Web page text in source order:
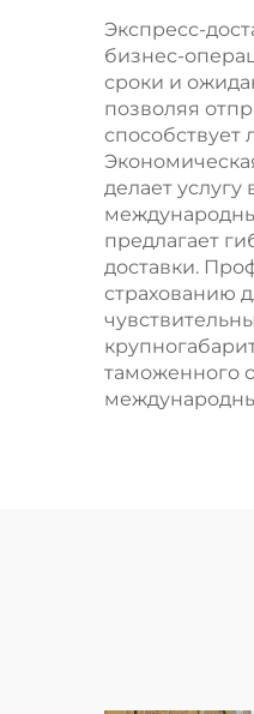
Экспресс-
бизнес-
сроки и
позволяя
способствует
делает
предлагает
доставки.
страхованию
таможенного